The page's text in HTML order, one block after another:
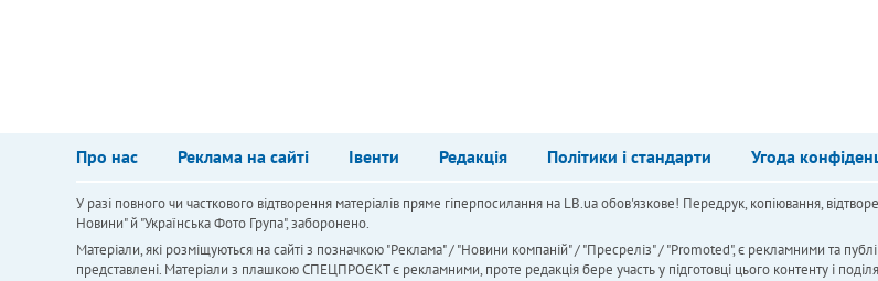
Про нас Реклама на сайті Івенти Редакція Політики і стандарти Угода
У разі повного чи часткового відтворення матеріалів пряме гіперпосилання на LB.ua обов'язкове! Передрук, копіювання,
Новини" й "Українська Фото Група", заборонено.
Матеріали, які розміщуються на сайті з позначкою "Реклама" / "Новини компаній" / "Пресреліз" / "Promoted", є рекламними та
представлені. Матеріали з плашкою СПЕЦПРОЄКТ є рекламними, проте редакція бере участь у підготовці цього контенту і